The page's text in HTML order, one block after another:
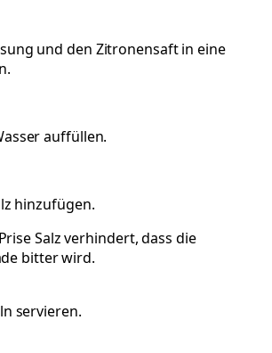
und den Zitronensaft in eine
auffüllen.
hinzufügen.
Salz verhindert, dass die
bitter wird.
servieren.